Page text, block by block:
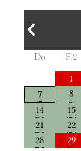
Do F.2
1
7
8
14
15
21
22
28
29